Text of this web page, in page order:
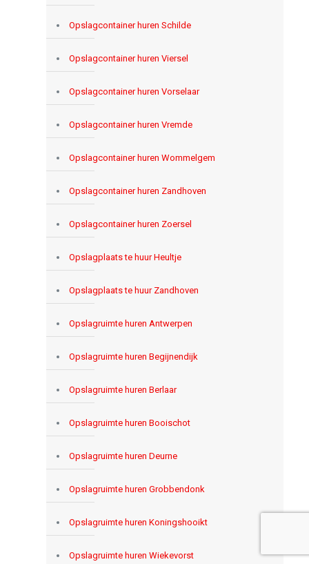
Opslagcontainer huren Schilde
Opslagcontainer huren Viersel
Opslagcontainer huren Vorselaar
Opslagcontainer huren Vremde
Opslagcontainer huren Wommelgem
Opslagcontainer huren Zandhoven
Opslagcontainer huren Zoersel
Opslagplaats te huur Heultje
Opslagplaats te huur Zandhoven
Opslagruimte huren Antwerpen
Opslagruimte huren Begijnendijk
Opslagruimte huren Berlaar
Opslagruimte huren Booischot
Opslagruimte huren Deurne
Opslagruimte huren Grobbendonk
Opslagruimte huren Koningshooikt
Opslagruimte huren Wiekevorst